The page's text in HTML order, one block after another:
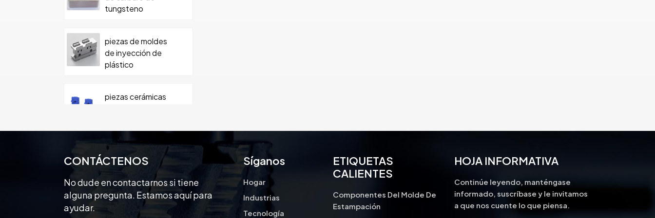
tungsteno
piezas de moldes
de inyección de
plástico
piezas cerámicas
precisión
Pieza de cerámica
de moldeo de
carburo con tornillo
CONTÁCTENOS
No dude en contactarnos si tiene
alguna pregunta. Estamos aquí para
ayudar.
Síganos
Hogar
Industrias
Tecnología
ETIQUETAS
CALIENTES
Componentes Del Molde De
Estampación
HOJA INFORMATIVA
Continúe leyendo, manténgase
informado, suscríbase y le invitamos
a que nos cuente lo que piensa.